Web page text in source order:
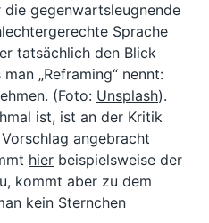
gegenwartsleugnende
Sprache
tatsächlich den Blick
„Reframing“ nennt:
(Foto: Unsplash).
ist, ist an der Kritik
angebracht
hier beispielsweise der
kommt aber zu dem
kein Sternchen